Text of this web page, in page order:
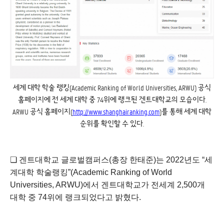
세계 대학 학술 랭킹(Academic Ranking of World Universities, ARWU) 공식
홈페이지에 전 세계 대학 중 74위에 랭크된 겐트대학교의 모습이다.
ARWU 공식 홈페이지(http://www.shanghairanking.com)를 통해 세계 대학
순위를 확인할 수 있다.
❏ 겐트대학교 글로벌캠퍼스(총장 한태준)는 2022년도 “세
계대학 학술랭킹”(Academic Ranking of World
Universities, ARWU)에서 겐트대학교가 전세계 2,500개
대학 중 74위에 랭크되었다고 밝혔다.